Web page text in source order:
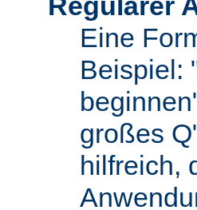
Eine
Beispiel:
großes
hilfreich,